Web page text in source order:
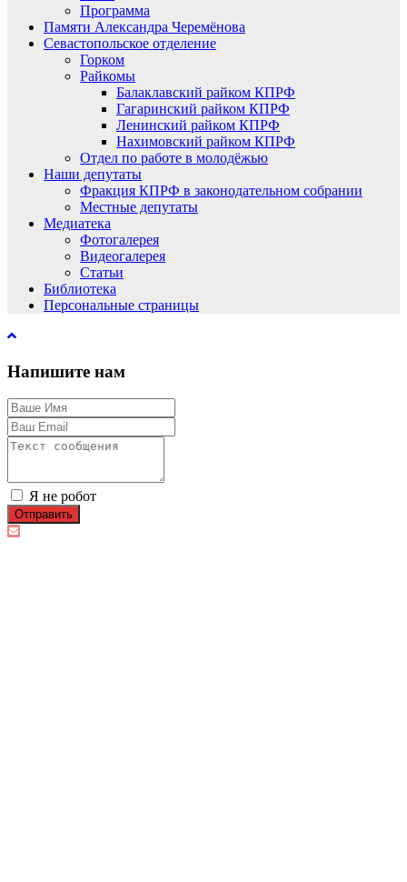
Программа
Памяти Александра Черемёнова
Севастопольское отделение
Горком
Райкомы
Балаклавский райком КПРФ
Гагаринский райком КПРФ
Ленинский райком КПРФ
Нахимовский райком КПРФ
Отдел по работе в молодёжью
Наши депутаты
Фракция КПРФ в законодательном собрании
Местные депутаты
Медиатека
Фотогалерея
Видеогалерея
Статьи
Библиотека
Персональные страницы
Напишите нам
Я не робот
Отправить